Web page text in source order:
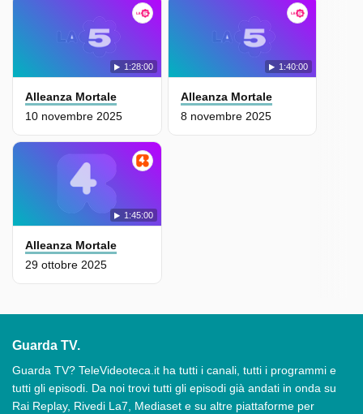
1:28:00
Alleanza Mortale
10 novembre 2025
1:40:00
Alleanza Mortale
8 novembre 2025
1:45:00
Alleanza Mortale
29 ottobre 2025
Guarda TV.
Guarda TV? TeleVideoteca.it ha tutti i canali, tutti i programmi e
tutti gli episodi. Da noi trovi tutti gli episodi già andati in onda su
Rai Replay, Rivedi La7, Mediaset e su altre piattaforme per